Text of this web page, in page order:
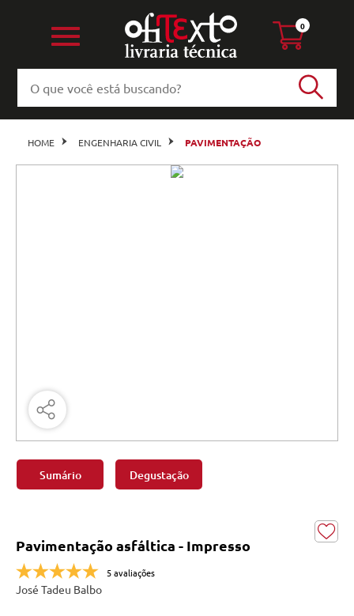
0
HOME ENGENHARIA CIVIL PAVIMENTAÇÃO
Sumário Degustação
Pavimentação asfáltica - Impresso
5 avaliações
José Tadeu Balbo